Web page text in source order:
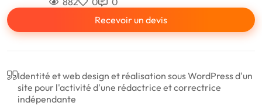
Recevoir un devis
Identité et web design et réalisation sous WordPress d'un
site pour l'activité d'une rédactrice et correctrice
indépendante